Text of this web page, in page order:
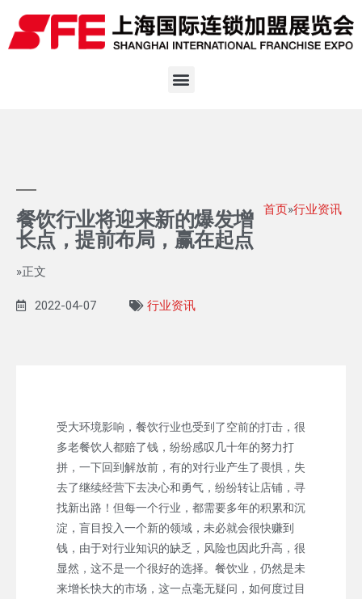
餐饮行业将迎来新的爆发增
长点，提前布局，赢在起点
首页»行业资讯
»正文
2022-04-07 行业资讯
受大环境影响，餐饮行业也受到了空前的打击，很
多老餐饮人都赔了钱，纷纷感叹几十年的努力打
拼，一下回到解放前，有的对行业产生了畏惧，失
去了继续经营下去决心和勇气，纷纷转让店铺，寻
找新出路！但每一个行业，都需要多年的积累和沉
淀，盲目投入一个新的领域，未必就会很快赚到
钱，由于对行业知识的缺乏，风险也因此升高，很
显然，这不是一个很好的选择。餐饮业，仍然是未
来增长快大的市场，这一点毫无疑问，如何度过目